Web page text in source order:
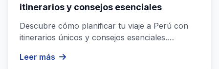
itinerarios y consejos esenciales
Descubre cómo planificar tu viaje a Perú con
itinerarios únicos y consejos esenciales.
Leer más